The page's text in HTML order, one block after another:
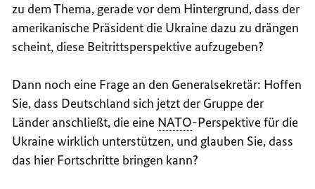
zu dem Thema, gerade vor dem Hintergrund, dass der
amerikanische Präsident die Ukraine dazu zu drängen
scheint, diese Beitrittsperspektive aufzugeben?
Dann noch eine Frage an den Generalsekretär: Hoffen
Sie, dass Deutschland sich jetzt der Gruppe der
Länder anschließt, die eine NATO-Perspektive für die
Ukraine wirklich unterstützen, und glauben Sie, dass
das hier Fortschritte bringen kann?